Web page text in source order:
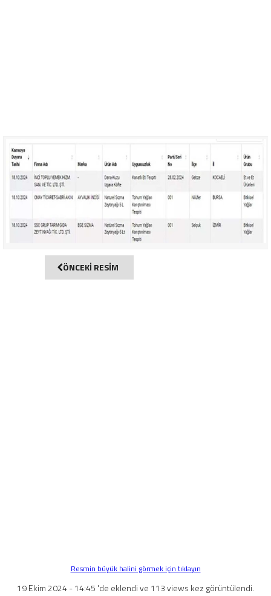
ÖNCEKİ RESİM
Resmin büyük halini görmek için tıklayın
19 Ekim 2024 - 14:45 'de eklendi ve 113 views kez görüntülendi.